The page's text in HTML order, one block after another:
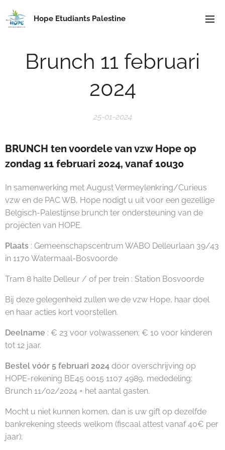
Hope Etudiants Palestine
Brunch 11 februari
2024
25-01-2024
BRUNCH ten voordele van vzw Hope op
zondag 11 februari 2024, vanaf 10u30
In samenwerking met August Vermeylenkring/Curieus
vzw en de PAC WB, Hope nodigt u uit voor een gezellige
Belgisch-Palestijnse brunch ter ondersteuning van de
projecten van HOPE.
Plaats : Gemeenschapscentrum WABO Delleurlaan 39/43
in 1170 Watermaal-Bosvoorde
Tram 8 halte Delleur / of per trein : Station Bosvoorde
Bij deze gelegenheid zullen we de vzw Hope, haar doel
en haar acties kort voorstellen.
Deelname : € 23 voor volwassenen; € 10 voor kinderen
tot 12 jaar.
Bestel vóór 5 februari 2024 door overschrijving op
HOPE-rekening BE45 0015 1107 4989, mededeling:
Brunch 11/02/2024 + het aantal gasten.
Mocht u niet kunnen komen, dan is uw gift op dezelfde
bankrekening steeds welkom (fiscaal attest vanaf 40€ per
jaar);